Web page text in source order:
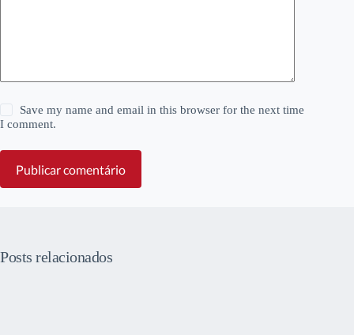
Save my name and email in this browser for the next time
I comment.
Publicar comentário
Posts relacionados